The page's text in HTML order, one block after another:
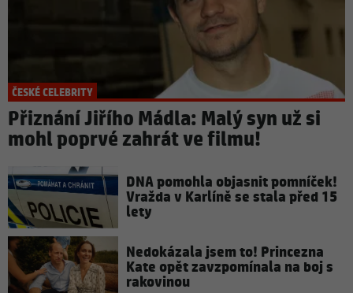
ČESKÉ CELEBRITY
Přiznání Jiřího Mádla: Malý syn už si
mohl poprvé zahrát ve filmu!
DNA pomohla objasnit pomníček!
Vražda v Karlíně se stala před 15
lety
Nedokázala jsem to! Princezna
Kate opět zavzpomínala na boj s
rakovinou